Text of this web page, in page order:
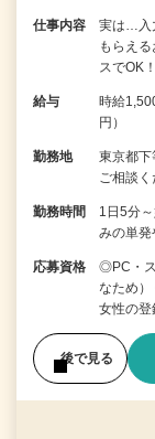
仕事内容
実は…入
もらえ
スでOK
給与
時給
円）
勤務地
東京都
ご相談く
勤務時間
1日5分
みの単
応募資格
◎PC・
なため
女性の
後で見る